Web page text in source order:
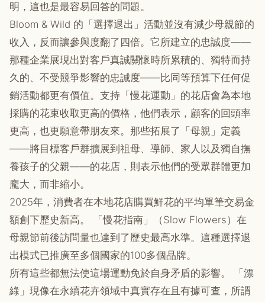
明，這也是最容易回答的問題。
Bloom & Wild 的「選擇退出」活動並沒有減少母親節的
收入，反而讓參與度翻了四倍。它所建立的忠誠度——
那種企業展現出對客戶真誠關懷時所累積的、獨特而持
久的、不受競爭影響的忠誠度——比同等預算下任何促
銷活動都更有價值。支持「慢花運動」的花店會為本地
採購的花束收取更高的價格，他們表示，顧客的回頭率
更高，也更願意帶朋友來。那些拓展了「母親」定義
——將目標客戶群擴展到祖母、導師、家人以及獨自撫
養孩子的父親——的花店，則表示他們的受眾群體更加
龐大，而非縮小。
2025年，消費者在本地花店購買鮮花的平均單筆交易金
額創下歷史新高。 「慢花指南」（Slow Flowers）在
母親節前後訪問量也達到了歷史最高水準。這種選擇退
出模式已推廣至多個國家的100多個品牌。
所有這些都無法使這場運動免於自身矛盾的影響。 「漂
綠」現像在永續花卉領域中真實存在且有據可查，所謂